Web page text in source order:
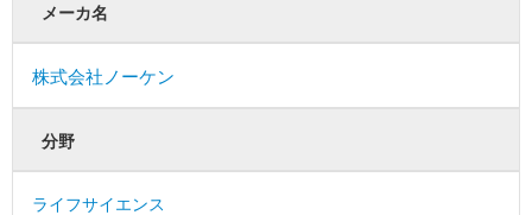
メーカ名
株式会社ノーケン
分野
ライフサイエンス